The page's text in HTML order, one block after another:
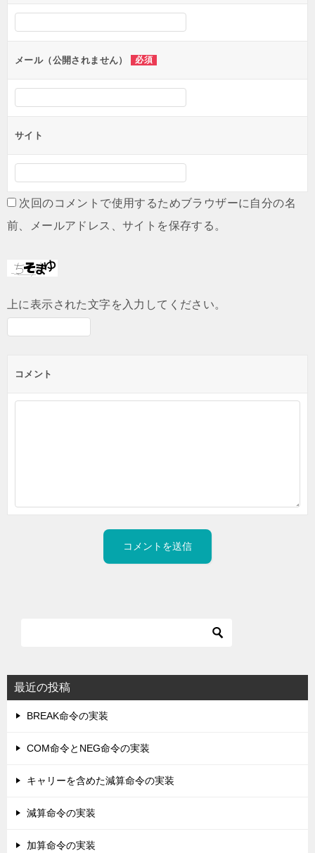
シ
ョ
ンメール（公開されません） 必須
サイト
次回のコメントで使用するためブラウザーに自分の名
前、メールアドレス、サイトを保存する。
上に表示された文字を入力してください。
コメント
最近の投稿
BREAK命令の実装
COM命令とNEG命令の実装
キャリーを含めた減算命令の実装
減算命令の実装
加算命令の実装